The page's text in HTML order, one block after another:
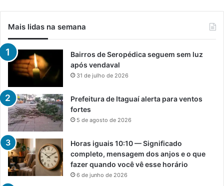
Mais lidas na semana
Bairros de Seropédica seguem sem luz
após vendaval
31 de julho de 2026
Prefeitura de Itaguaí alerta para ventos
fortes
5 de agosto de 2026
Horas iguais 10:10 — Significado
completo, mensagem dos anjos e o que
fazer quando você vê esse horário
6 de junho de 2026